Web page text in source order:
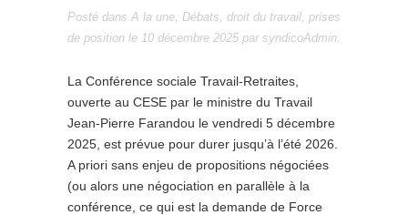
Posté dans A la une, Débats, droit du travail, prises
de position le 10 décembre 2025 par syndicoAdmin.
La Conférence sociale Travail-Retraites,
ouverte au CESE par le ministre du Travail
Jean-Pierre Farandou le vendredi 5 décembre
2025, est prévue pour durer jusqu’à l’été 2026.
A priori sans enjeu de propositions négociées
(ou alors une négociation en parallèle à la
conférence, ce qui est la demande de Force